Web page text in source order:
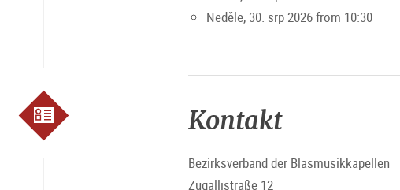
Neděle, 30. srp 2026 from 10:30
Kontakt
Bezirksverband der Blasmusikkapellen
Zugallistraße 12